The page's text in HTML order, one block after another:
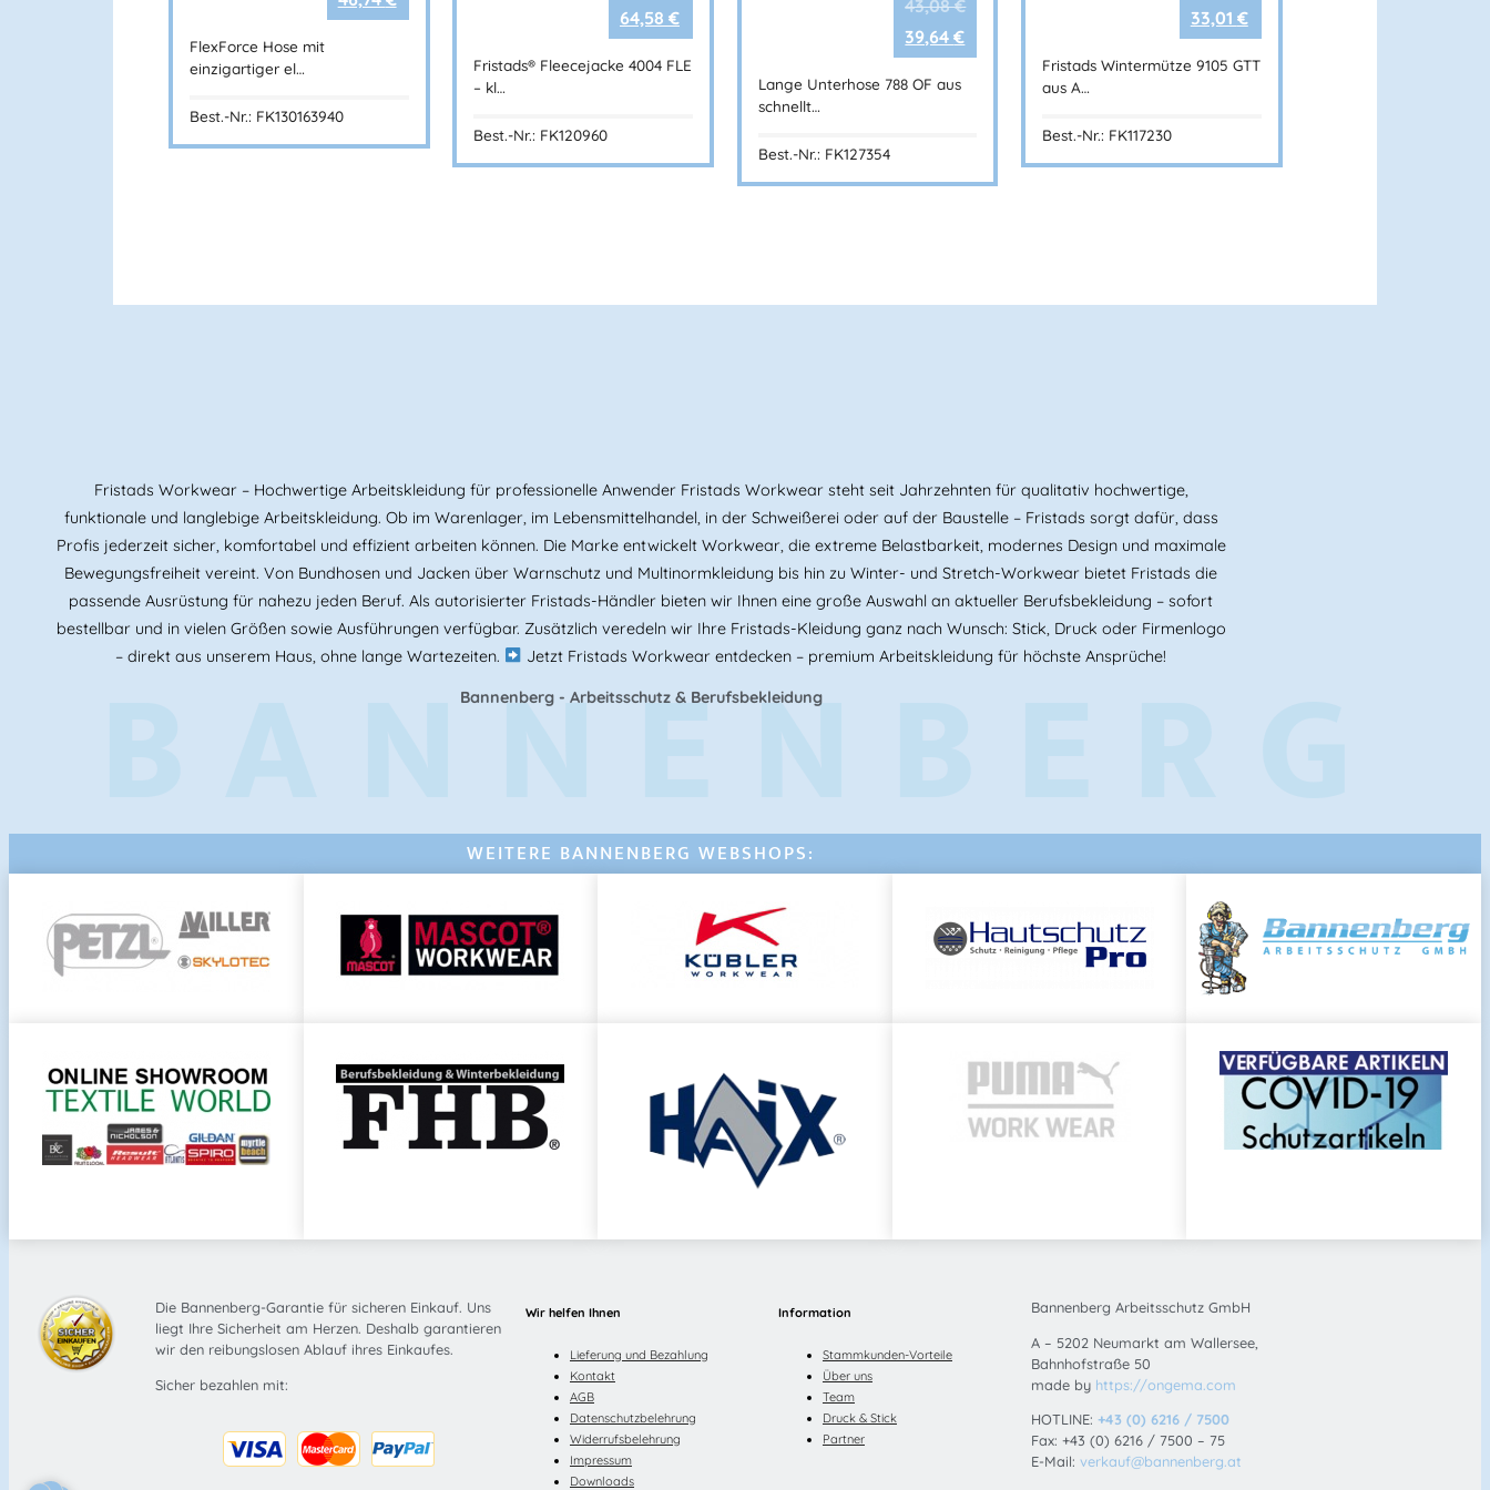
100 % recyceltes Polyester
Gewicht:140 g/m²
Norm:EN ISO 20471 Klasse 1
Zertifizierung:OEKO-TEX® Made in Green
Einsatzbereiche
Fristads Damen Warnschutz T-Shirt
Warnschutz T-Shirt Damen Klasse 1
High Vis Shirt Damen EN ISO 20471
Warnschutz Kleidung Damen Sommer
Fristads Damen Shirt kaufen
Warnschutzkleidung Damen leicht
Artikelnummer: FK301752W Kategorien:Warnschutz,SOMMER ANGEBOTE,
TROFTA workwear
INDUSTRIE & SERVICE,BAU &
Herstellerinformationen
Hersteller:
Fristads Sverige AB
Herstelleranschrift:
FlexForce Hose mit
einzigartiger el…
Best.-Nr.: FK130163940
64,58 €
Fristads® Fleecejacke 4004 FLE
– kl…
Best.-Nr.: FK120960
43,08€
39,64€
Lange Unterhose 788 OF aus
schnellt…
Best.-Nr.: FK127354
33,01 €
Fristads Wintermütze 9105 GTT
aus A…
Best.-Nr.: FK117230
Fristads Workwear – Hochwertige Arbeitskleidung für professionelle Anwender Fristads Workwear steht seit Jahrzehnten für qualitativ hochwertige,
funktionale und langlebige Arbeitskleidung. Ob im Warenlager, im Lebensmittelhandel, in der Schweißerei oder auf der Baustelle – Fristads sorgt dafür, dass
Profis jederzeit sicher, komfortabel und effizient arbeiten können. Die Marke entwickelt Workwear, die extreme Belastbarkeit, modernes Design und maximale
Bewegungsfreiheit vereint. Von Bundhosen und Jacken über Warnschutz und Multinormkleidung bis hin zu Winter- und Stretch-Workwear bietet Fristads die
passende Ausrüstung für nahezu jeden Beruf. Als autorisierter Fristads-Händler bieten wir Ihnen eine große Auswahl an aktueller Berufsbekleidung – sofort
bestellbar und in vielen Größen sowie Ausführungen verfügbar. Zusätzlich veredeln wir Ihre Fristads-Kleidung ganz nach Wunsch: Stick, Druck oder Firmenlogo
– direkt aus unserem Haus, ohne lange Wartezeiten.
Jetzt Fristads Workwear entdecken – premium Arbeitskleidung für höchste Ansprüche!
Bannenberg - Arbeitsschutz & Berufsbekleidung
BANNENBERG
WEITERE BANNENBERG WEBSHOPS:
Die Bannenberg-Garantie für sicheren Einkauf. Uns
liegt Ihre Sicherheit am Herzen. Deshalb garantieren
wir den reibungslosen Ablauf ihres Einkaufes.
Sicher bezahlen mit:
Wir helfen Ihnen
Lieferung und Bezahlung
Kontakt
AGB
Datenschutzbelehrung
Widerrufsbelehrung
Impressum
Downloads
Information
Stammkunden-Vorteile
Über uns
Team
Druck & Stick
Partner
Bannenberg Arbeitsschutz GmbH
A – 5202 Neumarkt am Wallersee,
Bahnhofstraße 50
made by https://ongema.com
HOTLINE: +43 (0) 6216 / 7500
Fax: +43 (0) 6216 / 7500 – 75
E-Mail: verkauf@bannenberg.at